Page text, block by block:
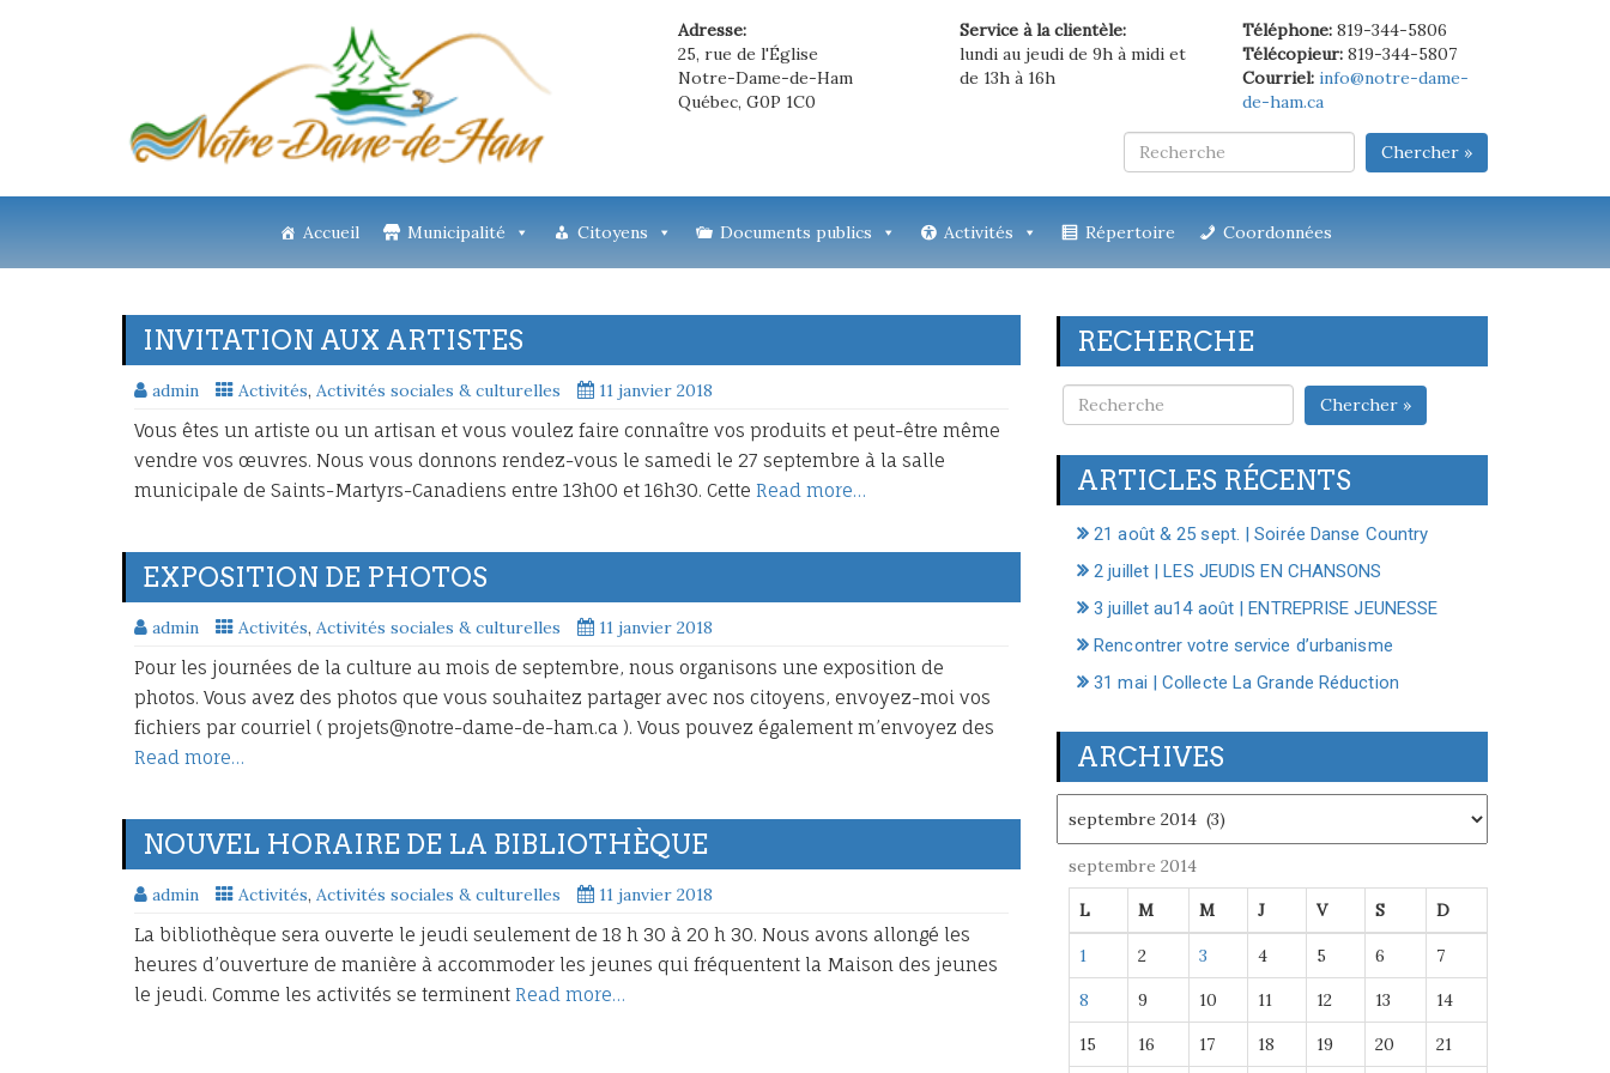
Adresse:
25, rue de l'Église
Notre-Dame-de-Ham
Québec, G0P 1C0
Service à la clientèle:
lundi au jeudi de 9h à midi et
de 13h à 16h
Téléphone:819-344-5806
Télécopieur:819-344-5807
Courriel: info@notre-dame-
de-ham.ca
Chercher »
Accueil Municipalité Citoyens Documents publics Activités Répertoire Coordonnées
INVITATION AUX ARTISTES
admin Activités, Activités sociales & culturelles 11 janvier 2018
Vous êtes un artiste ou un artisan et vous voulez faire connaître vos produits et peut-être même
vendre vos œuvres. Nous vous donnons rendez-vous le samedi le 27 septembre à la salle
municipale de Saints-Martyrs-Canadiens entre 13h00 et 16h30. Cette Read more…
EXPOSITION DE PHOTOS
admin Activités, Activités sociales & culturelles 11 janvier 2018
Pour les journées de la culture au mois de septembre, nous organisons une exposition de
photos. Vous avez des photos que vous souhaitez partager avec nos citoyens, envoyez-moi vos
fichiers par courriel ( projets@notre-dame-de-ham.ca ). Vous pouvez également m’envoyez des
Read more…
NOUVEL HORAIRE DE LA BIBLIOTHÈQUE
admin Activités, Activités sociales & culturelles 11 janvier 2018
La bibliothèque sera ouverte le jeudi seulement de 18 h 30 à 20 h 30. Nous avons allongé les
heures d’ouverture de manière à accommoder les jeunes qui fréquentent la Maison des jeunes
le jeudi. Comme les activités se terminent Read more…
RECHERCHE
Chercher »
ARTICLES RÉCENTS
21 août & 25 sept. | Soirée Danse Country
2 juillet | LES JEUDIS EN CHANSONS
3 juillet au14 août | ENTREPRISE JEUNESSE
Rencontrer votre service d’urbanisme
31 mai | Collecte La Grande Réduction
ARCHIVES
septembre 2014
L M M J V S D
1 2 3 4 5 6 7
8 9 10 11 12 13 14
15 16 17 18 19 20 21